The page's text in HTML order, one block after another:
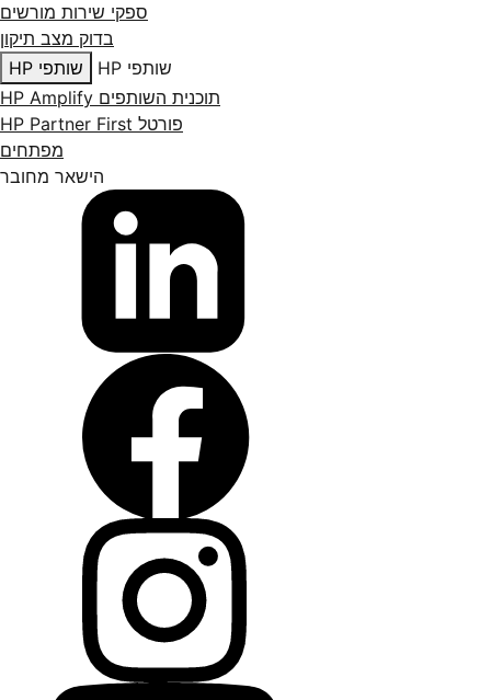
ספקי שירות מורשים
בדוק מצב תיקון
שותפי HP
שותפי HP
תוכנית השותפים HP Amplify
פורטל HP Partner First
מפתחים
הישאר מחובר